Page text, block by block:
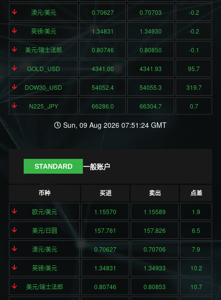
澳元/美元 0.70627 0.70703 -0.2
英镑/美元 1.34831 1.34930 -0.2
美元/瑞士法郎 0.80746 0.80850 -0.1
GOLD_USD 4341.00 4341.93 95.7
DOW30_USD 54052.4 54055.3 319.7
N225_JPY 66286.0 66304.7 0.7
Sun, 09 Aug 2026 07:51:24 GMT
STANDARD 一般账户
币种 买进 卖出 点差
欧元/美元 1.15570 1.15589 1.9
美元/日圆 157.761 157.826 6.5
澳元/美元 0.70627 0.70706 7.9
英镑/美元 1.34831 1.34933 10.2
美元/瑞士法郎 0.80746 0.80853 10.7